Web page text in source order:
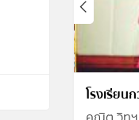
โรงเรีย